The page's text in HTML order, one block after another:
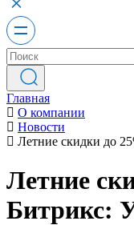
Главная
О компании
Новости
Летние скидки до
Летние
Битрикс: